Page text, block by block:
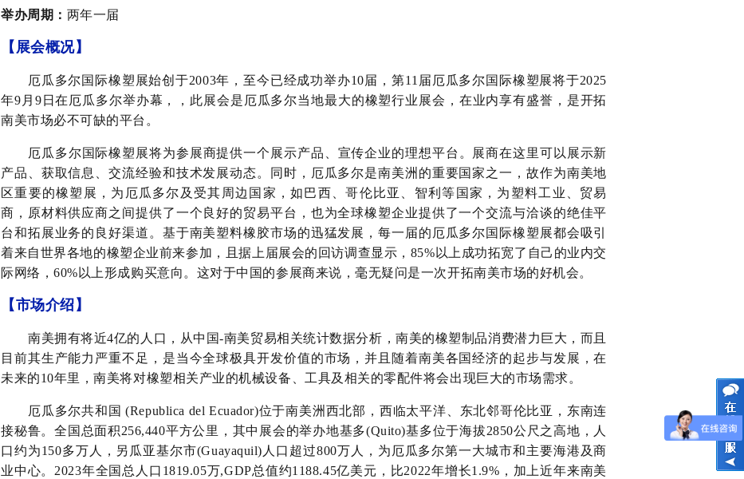
举办周期： 两年一届
【展会概况】
厄瓜多尔国际橡塑展始创于2003年，至今已经成功举办10届，第11届厄瓜多尔国际橡塑展将于2025
年9月9日在厄瓜多尔举办幕，，此展会是厄瓜多尔当地最大的橡塑行业展会，在业内享有盛誉，是开拓
南美市场必不可缺的平台。
厄瓜多尔国际橡塑展将为参展商提供一个展示产品、宣传企业的理想平台。展商在这里可以展示新
产品、获取信息、交流经验和技术发展动态。同时，厄瓜多尔是南美洲的重要国家之一，故作为南美地
区重要的橡塑展，为厄瓜多尔及受其周边国家，如巴西、哥伦比亚、智利等国家，为塑料工业、贸易
商，原材料供应商之间提供了一个良好的贸易平台，也为全球橡塑企业提供了一个交流与洽谈的绝佳平
台和拓展业务的良好渠道。基于南美塑料橡胶市场的迅猛发展，每一届的厄瓜多尔国际橡塑展都会吸引
着来自世界各地的橡塑企业前来参加，且据上届展会的回访调查显示，85%以上成功拓宽了自己的业内交
际网络，60%以上形成购买意向。这对于中国的参展商来说，毫无疑问是一次开拓南美市场的好机会。
【市场介绍】
南美拥有将近4亿的人口，从中国-南美贸易相关统计数据分析，南美的橡塑制品消费潜力巨大，而且
目前其生产能力严重不足，是当今全球极具开发价值的市场，并且随着南美各国经济的起步与发展，在
未来的10年里，南美将对橡塑相关产业的机械设备、工具及相关的零配件将会出现巨大的市场需求。
厄瓜多尔共和国 (Republica del Ecuador)位于南美洲西北部，西临太平洋、东北邻哥伦比亚，东南连
接秘鲁。全国总面积256,440平方公里，其中展会的举办地基多(Quito)基多位于海拔2850公尺之高地，人
口约为150多万人，另瓜亚基尔市(Guayaquil)人口超过800万人，为厄瓜多尔第一大城市和主要海港及商
业中心。2023年全国总人口1819.05万,GDP总值约1188.45亿美元，比2022年增长1.9%，加上近年来南美